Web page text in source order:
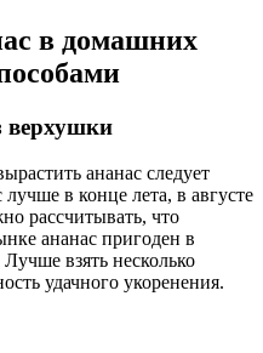
в домашних
верхушки
ананас следует
лучше в конце лета, в августе
рассчитывать, что
ананас пригоден в
взять несколько
удачного укоренения.